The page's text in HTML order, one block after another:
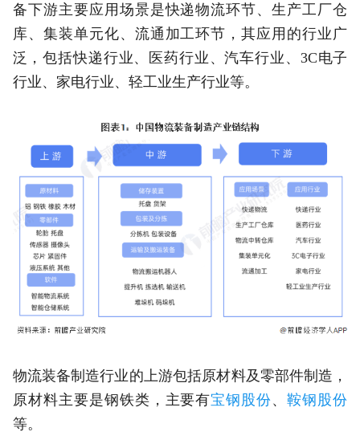
备下游主要应用场景是快递物流环节、生产工厂仓
库、集装单元化、流通加工环节，其应用的行业广
泛，包括快递行业、医药行业、汽车行业、3C电子
行业、家电行业、轻工业生产行业等。
物流装备制造行业的上游包括原材料及零部件制造，
原材料主要是钢铁类，主要有宝钢股份、鞍钢股份
等。